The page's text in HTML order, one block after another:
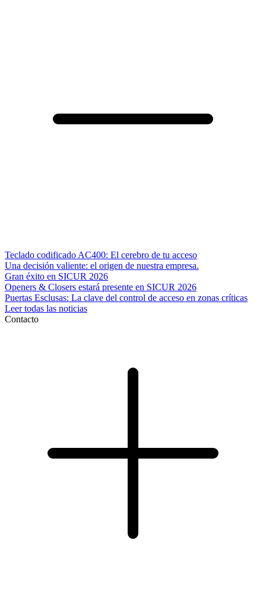
Teclado codificado AC400: El cerebro de tu acceso
Una decisión valiente: el origen de nuestra empresa.
Gran éxito en SICUR 2026
Openers & Closers estará presente en SICUR 2026
Puertas Esclusas: La clave del control de acceso en zonas críticas
Leer todas las noticias
Contacto